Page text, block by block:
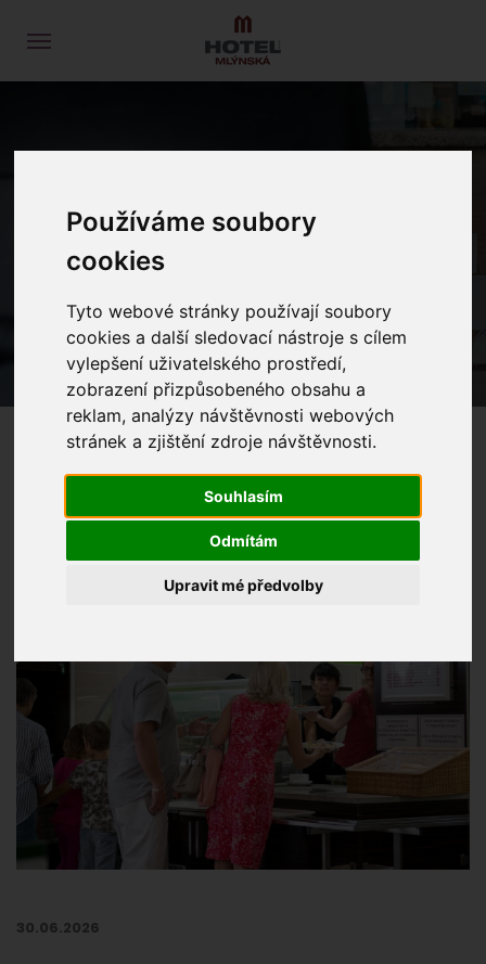
Používáme soubory
cookies
Tyto webové stránky používají soubory
cookies a další sledovací nástroje s cílem
vylepšení uživatelského prostředí,
zobrazení přizpůsobeného obsahu a
reklam, analýzy návštěvnosti webových
stránek a zjištění zdroje návštěvnosti.
Souhlasím
Odmítám
Upravit mé předvolby
NACHRICHTEN
30.06.2026